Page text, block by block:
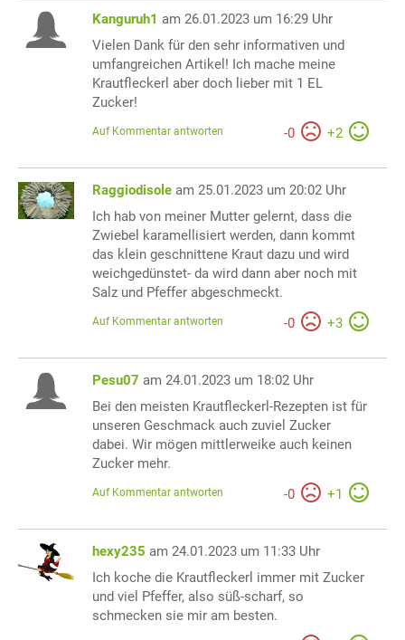
Kanguruh1 am 26.01.2023 um 16:29 Uhr
Vielen Dank für den sehr informativen und
umfangreichen Artikel! Ich mache meine
Krautfleckerl aber doch lieber mit 1 EL
Zucker!
-0 +2
Auf Kommentar antworten
Raggiodisole am 25.01.2023 um 20:02 Uhr
Ich hab von meiner Mutter gelernt, dass die
Zwiebel karamellisiert werden, dann kommt
das klein geschnittene Kraut dazu und wird
weichgedünstet- da wird dann aber noch mit
Salz und Pfeffer abgeschmeckt.
-0 +3
Auf Kommentar antworten
Pesu07 am 24.01.2023 um 18:02 Uhr
Bei den meisten Krautfleckerl-Rezepten ist für
unseren Geschmack auch zuviel Zucker
dabei. Wir mögen mittlerweike auch keinen
Zucker mehr.
-0 +1
Auf Kommentar antworten
hexy235 am 24.01.2023 um 11:33 Uhr
Ich koche die Krautfleckerl immer mit Zucker
und viel Pfeffer, also süß-scharf, so
schmecken sie mir am besten.